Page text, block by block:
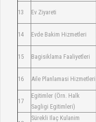
13 Ev Ziyareti
14 Evde Bakim Hizmetleri
15 Bagisiklama Faaliyetleri
16 Aile Planlamasi Hizmetleri
17
Egitimler (Örn. Halk
Sagligi Egitimleri)
Sürekli Ilaç Kulanim